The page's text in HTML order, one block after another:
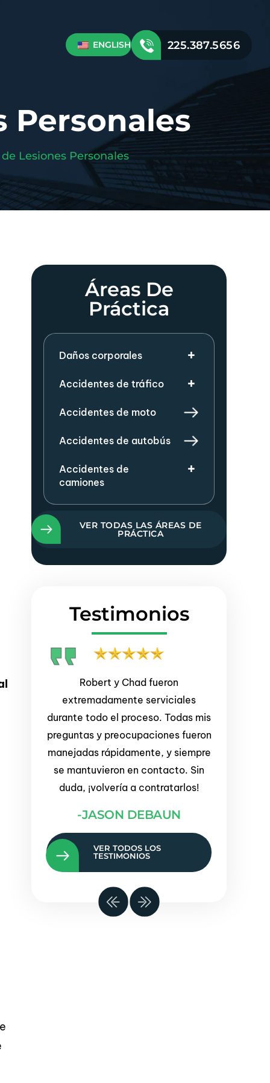
ENGLISH 225.387.5656
Personales
Lesiones Personales
Áreas De
Práctica
Daños corporales
Accidentes de tráfico
Accidentes de moto
Accidentes de autobús
Accidentes de
camiones
VER TODAS LAS ÁREAS DE
PRÁCTICA
Testimonios
sin
Robert y Chad fueron
extremadamente serviciales
durante todo el proceso. Todas mis
preguntas y preocupaciones fueron
manejadas rápidamente, y siempre
se mantuvieron en contacto. Sin
duda, ¡volvería a contratarlos!
-JASON DEBAUN
VER TODOS LOS
TESTIMONIOS